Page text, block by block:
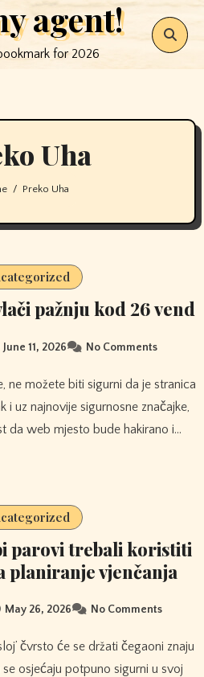
agent!
for 2026
Uha
Preko Uha
pažnju kod 26 vend
June 11, 2026 No Comments
i uz najnovije sigurnosne značajke,
da web mjesto bude hakirano i…
parovi trebali koristiti
planiranje vjenčanja
May 26, 2026 No Comments
osjećaju potpuno sigurni u svoj